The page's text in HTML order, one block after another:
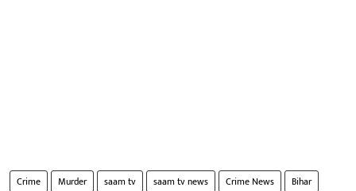
Crime Murder saam tv saam tv news Crime News
Bihar